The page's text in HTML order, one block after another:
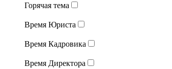
Горячая тема
Время Юриста
Время Кадровика
Время Директора